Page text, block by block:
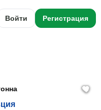
Войти Регистрация